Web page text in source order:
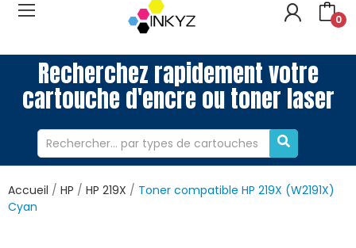
0
Recherchez rapidement votre
cartouche d'encre ou toner laser
Accueil HP HP 219X
Toner compatible HP 219X (W2191X)
Cyan